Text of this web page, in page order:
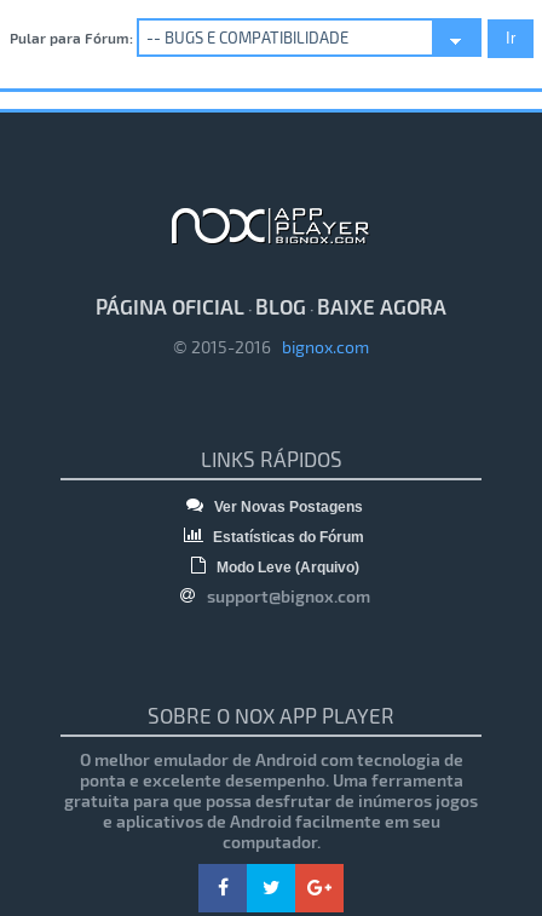
Pular para Fórum:
PÁGINA OFICIAL · BLOG · BAIXE AGORA
© 2015-2016 bignox.com
LINKS RÁPIDOS
Ver Novas Postagens
Estatísticas do Fórum
Modo Leve (Arquivo)
support@bignox.com
SOBRE O NOX APP PLAYER
O melhor emulador de Android com tecnologia de
ponta e excelente desempenho. Uma ferramenta
gratuita para que possa desfrutar de inúmeros jogos
e aplicativos de Android facilmente em seu
computador.